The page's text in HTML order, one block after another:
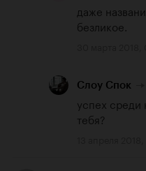
даже
безликое.
Слоу Спок
успех среди
тебя?